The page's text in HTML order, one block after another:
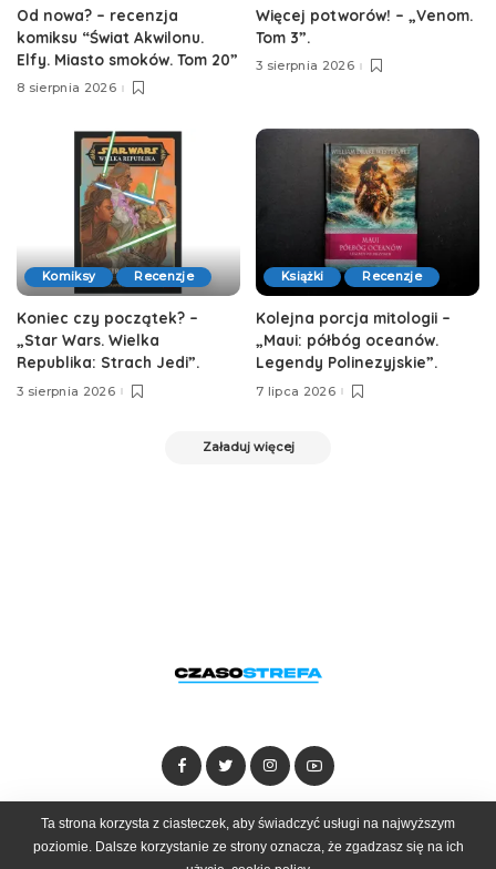
Od nowa? – recenzja
komiksu “Świat Akwilonu.
Elfy. Miasto smoków. Tom 20”
8 sierpnia 2026
Więcej potworów! – „Venom.
Tom 3”.
3 sierpnia 2026
Komiksy Recenzje
Koniec czy początek? –
„Star Wars. Wielka
Republika: Strach Jedi”.
3 sierpnia 2026
Książki Recenzje
Kolejna porcja mitologii –
„Maui: półbóg oceanów.
Legendy Polinezyjskie”.
7 lipca 2026
Załaduj więcej
Dołącz do zespołu Kontakt Reklama
Ta strona korzysta z ciasteczek, aby świadczyć usługi na najwyższym
poziomie. Dalsze korzystanie ze strony oznacza, że zgadzasz się na ich